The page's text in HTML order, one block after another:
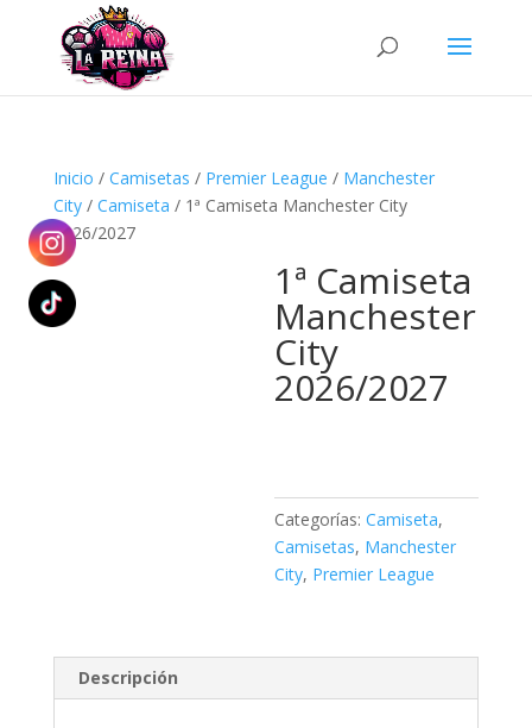
Búsqueda
productos
Inicio / Camisetas / Premier League / Manchester
City/ Camiseta / 1ª Camiseta Manchester City
2026/2027
1ª Camiseta
Manchester
City
2026/2027
Categorías:Camiseta,
Camisetas, Manchester
City, Premier League
Descripción